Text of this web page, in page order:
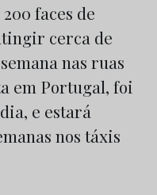
faces de
cerca de
nas ruas
em Portugal, foi
e estará
nos táxis